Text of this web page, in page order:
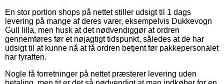
En stor portion shops på nettet stiller udsigt til 1 dags
levering på mange af deres varer, eksempelvis Dukkevogn
Gull lilla, men husk at det nødvendiggør at ordren
gennemføres før et nøjagtigt tidspunkt, således at de har
udsigt til at kunne nå at få ordren betjent før pakkepersonalet
har fyraften.
Nogle få forretninger på nettet præsterer levering uden